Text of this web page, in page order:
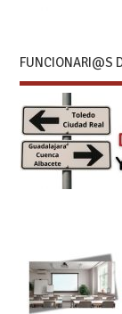
FUNCIONARI@S